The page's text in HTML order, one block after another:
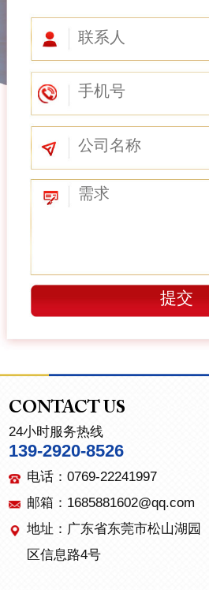
CONTACT US
24小时服务热线
139-2920-8526
电话：0769-22241997
邮箱：1685881602@qq.com
地址：广东省东莞市松山湖园
区信息路4号